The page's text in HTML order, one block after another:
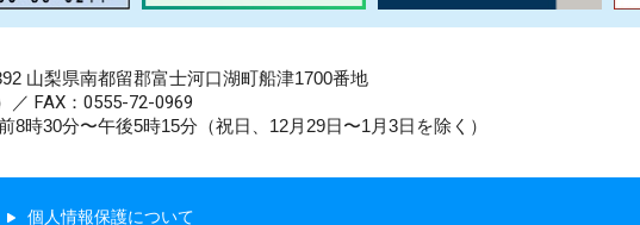
山梨県南都留郡富士河口湖町船津1700番地
／ FAX：0555-72-0969
時30分〜午後5時15分（祝日、12月29日〜1月3日を除く）
個人情報保護について